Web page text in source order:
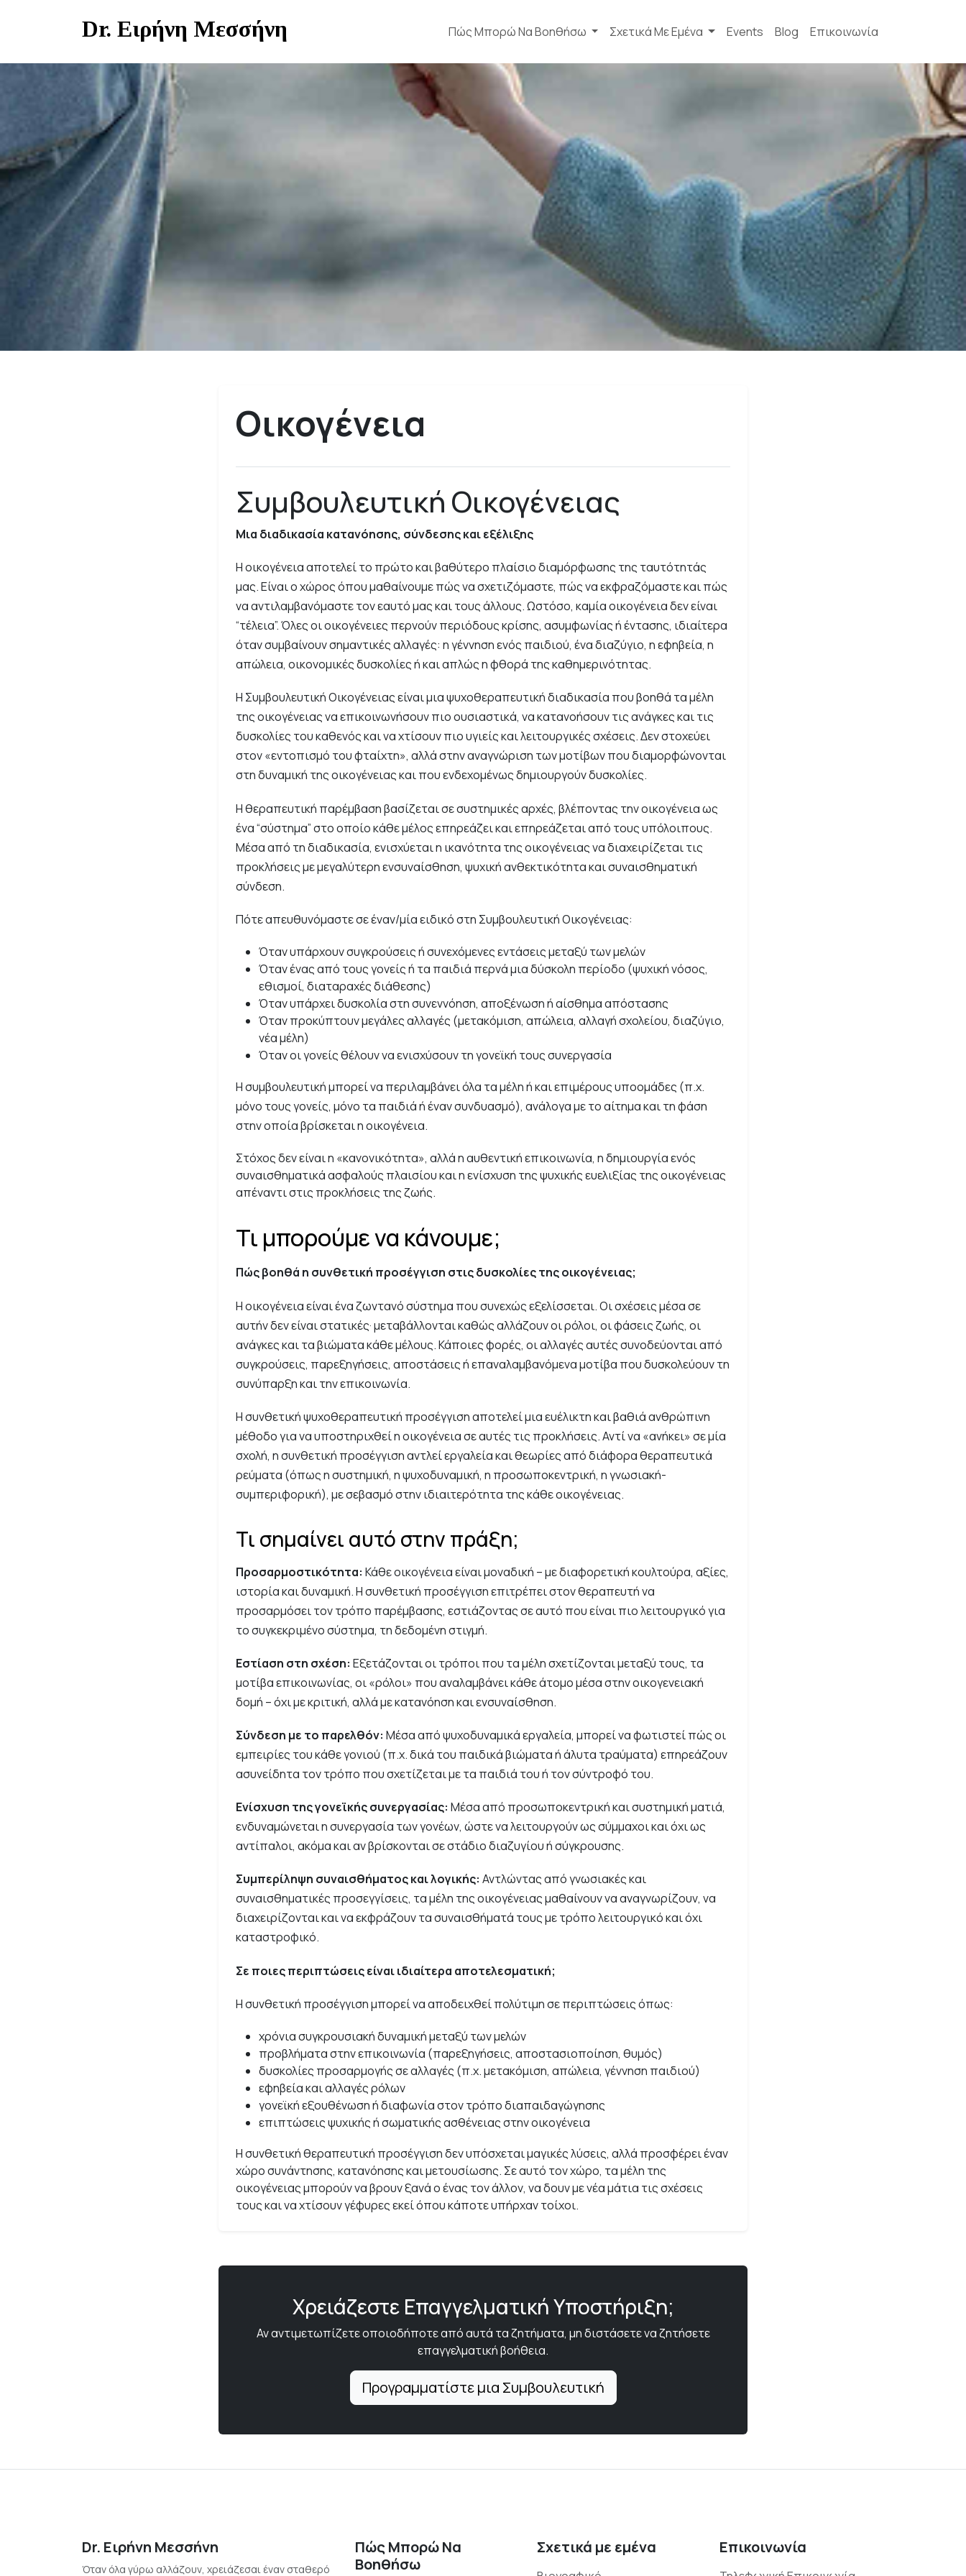
Dr. Ειρήνη Μεσσήνη Πώς Μπορώ Να Βοηθήσω Σχετικά Με Εμένα Events Blog Επικοινωνία
Οικογένεια
Συμβουλευτική Οικογένειας
Μια διαδικασία κατανόησης, σύνδεσης και εξέλιξης
Η οικογένεια αποτελεί το πρώτο και βαθύτερο πλαίσιο διαμόρφωσης της ταυτότητάς
μας. Είναι ο χώρος όπου μαθαίνουμε πώς να σχετιζόμαστε, πώς να εκφραζόμαστε και πώς
να αντιλαμβανόμαστε τον εαυτό μας και τους άλλους. Ωστόσο, καμία οικογένεια δεν είναι
“τέλεια”. Όλες οι οικογένειες περνούν περιόδους κρίσης, ασυμφωνίας ή έντασης, ιδιαίτερα
όταν συμβαίνουν σημαντικές αλλαγές: η γέννηση ενός παιδιού, ένα διαζύγιο, η εφηβεία, η
απώλεια, οικονομικές δυσκολίες ή και απλώς η φθορά της καθημερινότητας.
Η Συμβουλευτική Οικογένειας είναι μια ψυχοθεραπευτική διαδικασία που βοηθά τα μέλη
της οικογένειας να επικοινωνήσουν πιο ουσιαστικά, να κατανοήσουν τις ανάγκες και τις
δυσκολίες του καθενός και να χτίσουν πιο υγιείς και λειτουργικές σχέσεις. Δεν στοχεύει
στον «εντοπισμό του φταίχτη», αλλά στην αναγνώριση των μοτίβων που διαμορφώνονται
στη δυναμική της οικογένειας και που ενδεχομένως δημιουργούν δυσκολίες.
Η θεραπευτική παρέμβαση βασίζεται σε συστημικές αρχές, βλέποντας την οικογένεια ως
ένα “σύστημα” στο οποίο κάθε μέλος επηρεάζει και επηρεάζεται από τους υπόλοιπους.
Μέσα από τη διαδικασία, ενισχύεται η ικανότητα της οικογένειας να διαχειρίζεται τις
προκλήσεις με μεγαλύτερη ενσυναίσθηση, ψυχική ανθεκτικότητα και συναισθηματική
σύνδεση.
Πότε απευθυνόμαστε σε έναν/μία ειδικό στη Συμβουλευτική Οικογένειας:
Όταν υπάρχουν συγκρούσεις ή συνεχόμενες εντάσεις μεταξύ των μελών
Όταν ένας από τους γονείς ή τα παιδιά περνά μια δύσκολη περίοδο (ψυχική νόσος,
εθισμοί, διαταραχές διάθεσης)
Όταν υπάρχει δυσκολία στη συνεννόηση, αποξένωση ή αίσθημα απόστασης
Όταν προκύπτουν μεγάλες αλλαγές (μετακόμιση, απώλεια, αλλαγή σχολείου, διαζύγιο,
νέα μέλη)
Όταν οι γονείς θέλουν να ενισχύσουν τη γονεϊκή τους συνεργασία
Η συμβουλευτική μπορεί να περιλαμβάνει όλα τα μέλη ή και επιμέρους υποομάδες (π.χ.
μόνο τους γονείς, μόνο τα παιδιά ή έναν συνδυασμό), ανάλογα με το αίτημα και τη φάση
στην οποία βρίσκεται η οικογένεια.
Στόχος δεν είναι η «κανονικότητα», αλλά η αυθεντική επικοινωνία, η δημιουργία ενός
συναισθηματικά ασφαλούς πλαισίου και η ενίσχυση της ψυχικής ευελιξίας της οικογένειας
απέναντι στις προκλήσεις της ζωής.
Τι μπορούμε να κάνουμε;
Πώς βοηθά η συνθετική προσέγγιση στις δυσκολίες της οικογένειας;
Η οικογένεια είναι ένα ζωντανό σύστημα που συνεχώς εξελίσσεται. Οι σχέσεις μέσα σε
αυτήν δεν είναι στατικές· μεταβάλλονται καθώς αλλάζουν οι ρόλοι, οι φάσεις ζωής, οι
ανάγκες και τα βιώματα κάθε μέλους. Κάποιες φορές, οι αλλαγές αυτές συνοδεύονται από
συγκρούσεις, παρεξηγήσεις, αποστάσεις ή επαναλαμβανόμενα μοτίβα που δυσκολεύουν τη
συνύπαρξη και την επικοινωνία.
Η συνθετική ψυχοθεραπευτική προσέγγιση αποτελεί μια ευέλικτη και βαθιά ανθρώπινη
μέθοδο για να υποστηριχθεί η οικογένεια σε αυτές τις προκλήσεις. Αντί να «ανήκει» σε μία
σχολή, η συνθετική προσέγγιση αντλεί εργαλεία και θεωρίες από διάφορα θεραπευτικά
ρεύματα (όπως η συστημική, η ψυχοδυναμική, η προσωποκεντρική, η γνωσιακή-
συμπεριφορική), με σεβασμό στην ιδιαιτερότητα της κάθε οικογένειας.
Τι σημαίνει αυτό στην πράξη;
Προσαρμοστικότητα: Κάθε οικογένεια είναι μοναδική – με διαφορετική κουλτούρα, αξίες,
ιστορία και δυναμική. Η συνθετική προσέγγιση επιτρέπει στον θεραπευτή να
προσαρμόσει τον τρόπο παρέμβασης, εστιάζοντας σε αυτό που είναι πιο λειτουργικό για
το συγκεκριμένο σύστημα, τη δεδομένη στιγμή.
Εστίαση στη σχέση: Εξετάζονται οι τρόποι που τα μέλη σχετίζονται μεταξύ τους, τα
μοτίβα επικοινωνίας, οι «ρόλοι» που αναλαμβάνει κάθε άτομο μέσα στην οικογενειακή
δομή – όχι με κριτική, αλλά με κατανόηση και ενσυναίσθηση.
Σύνδεση με το παρελθόν: Μέσα από ψυχοδυναμικά εργαλεία, μπορεί να φωτιστεί πώς οι
εμπειρίες του κάθε γονιού (π.χ. δικά του παιδικά βιώματα ή άλυτα τραύματα) επηρεάζουν
ασυνείδητα τον τρόπο που σχετίζεται με τα παιδιά του ή τον σύντροφό του.
Ενίσχυση της γονεϊκής συνεργασίας: Μέσα από προσωποκεντρική και συστημική ματιά,
ενδυναμώνεται η συνεργασία των γονέων, ώστε να λειτουργούν ως σύμμαχοι και όχι ως
αντίπαλοι, ακόμα και αν βρίσκονται σε στάδιο διαζυγίου ή σύγκρουσης.
Συμπερίληψη συναισθήματος και λογικής: Αντλώντας από γνωσιακές και
συναισθηματικές προσεγγίσεις, τα μέλη της οικογένειας μαθαίνουν να αναγνωρίζουν, να
διαχειρίζονται και να εκφράζουν τα συναισθήματά τους με τρόπο λειτουργικό και όχι
καταστροφικό.
Σε ποιες περιπτώσεις είναι ιδιαίτερα αποτελεσματική;
Η συνθετική προσέγγιση μπορεί να αποδειχθεί πολύτιμη σε περιπτώσεις όπως:
χρόνια συγκρουσιακή δυναμική μεταξύ των μελών
προβλήματα στην επικοινωνία (παρεξηγήσεις, αποστασιοποίηση, θυμός)
δυσκολίες προσαρμογής σε αλλαγές (π.χ. μετακόμιση, απώλεια, γέννηση παιδιού)
εφηβεία και αλλαγές ρόλων
γονεϊκή εξουθένωση ή διαφωνία στον τρόπο διαπαιδαγώγησης
επιπτώσεις ψυχικής ή σωματικής ασθένειας στην οικογένεια
Η συνθετική θεραπευτική προσέγγιση δεν υπόσχεται μαγικές λύσεις, αλλά προσφέρει έναν
χώρο συνάντησης, κατανόησης και μετουσίωσης. Σε αυτό τον χώρο, τα μέλη της
οικογένειας μπορούν να βρουν ξανά ο ένας τον άλλον, να δουν με νέα μάτια τις σχέσεις
τους και να χτίσουν γέφυρες εκεί όπου κάποτε υπήρχαν τοίχοι.
Χρειάζεστε Επαγγελματική Υποστήριξη;
Αν αντιμετωπίζετε οποιοδήποτε από αυτά τα ζητήματα, μη διστάσετε να ζητήσετε
επαγγελματική βοήθεια.
Προγραμματίστε μια Συμβουλευτική
Dr. Ειρήνη Μεσσήνη
Όταν όλα γύρω αλλάζουν, χρειάζεσαι έναν σταθερό
Πώς Μπορώ Να
Βοηθήσω
Σχετικά με εμένα Επικοινωνία